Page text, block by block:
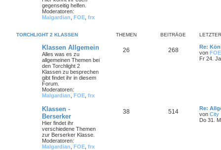
gegenseitig helfen.
Moderatoren:
Malgardian FOE frx
TORCHLIGHT 2 KLASSEN THEMEN BEITRÄGE
Klassen Allgemein
Alles was es zu
allgemeinen Themen bei
den Torchlight 2
Klassen zu besprechen
gibt findet ihr in diesem
Forum.
Moderatoren:
Malgardian FOE frx
26 268
Re:
von FOE
Fr 24.
Klassen -
Berserker
Hier findet ihr
verschiedene Themen
zur Berserker Klasse.
Moderatoren:
Malgardian FOE frx
38 514
Re:
von City
Do 31.